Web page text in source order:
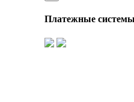
Платежные